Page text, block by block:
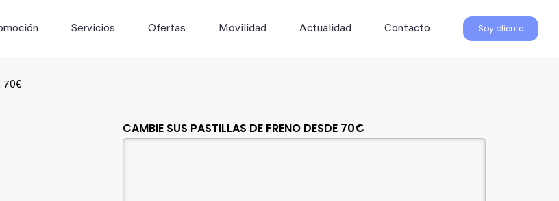
Servicios Ofertas Movilidad Actualidad Contacto Soy cliente
70€
CAMBIE SUS PASTILLAS DE FRENO DESDE 70€